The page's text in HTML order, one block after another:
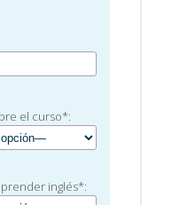
el curso*:
inglés*: